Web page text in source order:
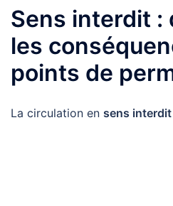
Sens interdit :
les
points de
La circulation en sens interdit